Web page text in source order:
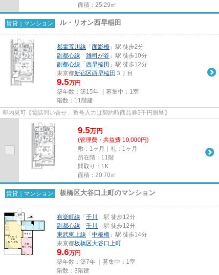
面積：25.29㎡
賃貸｜マンション ル・リオン西早稲田
都電荒川線 「 面影橋 」駅 徒歩2分
副都心線 「 雑司が谷 」駅 徒歩10分
副都心線 「 西早稲田 」駅 徒歩12分
東京都新宿区西早稲田 ３丁目
9.5万円
築年数：築15年 ｜募集中： 1室
階数：11階建
即内見可【電話問い合せ、番号入力は契約時商品券3千円贈呈】
9.5万円
(管理費・共益費 10,000円)
敷：1ヶ月｜礼：1ヶ月
所在階：11階
間取り：1K
面積：20.70㎡
賃貸｜マンション 板橋区大谷口上町のマンション
有楽町線 「 千川
」駅 徒歩12分
副都心線 「 千川
」駅 徒歩12分
東武東上線 「 中板橋 」駅 徒歩14分
東京都板橋区大谷口上町
9.6万円
築年数：築7年 ｜募集中： 1室
階数：3階建